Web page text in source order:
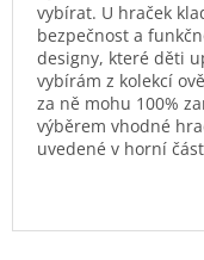
vybírat. U hraček
bezpečnost a
designy, které děti
vybírám z kolekcí
za ně mohu 100%
výběrem vhodné
uvedené v horní